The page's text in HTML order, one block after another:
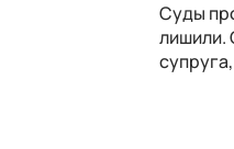
Суды
лишили.